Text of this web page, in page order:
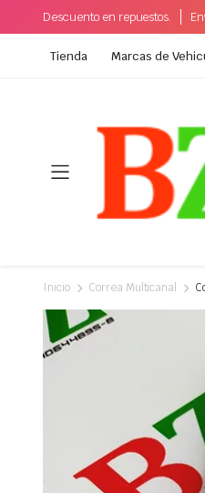
Descuento en repuestos.
Tienda Marcas de
Inicio Correa Multicanal